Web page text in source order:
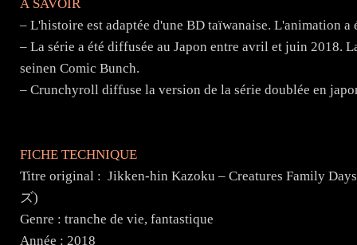
À SAVOIR
– L'histoire est adaptée d'une BD taïwanaise. L'animation a
– La série a été diffusée au Japon entre avril et juin 2018.
seinen Comic Bunch.
– Crunchyroll diffuse la version de la série doublée en
FICHE TECHNIQUE
Titre original : Jikken-hin Kazoku – Creatures Family
ズ)
Genre : tranche de vie, fantastique
Année : 2018